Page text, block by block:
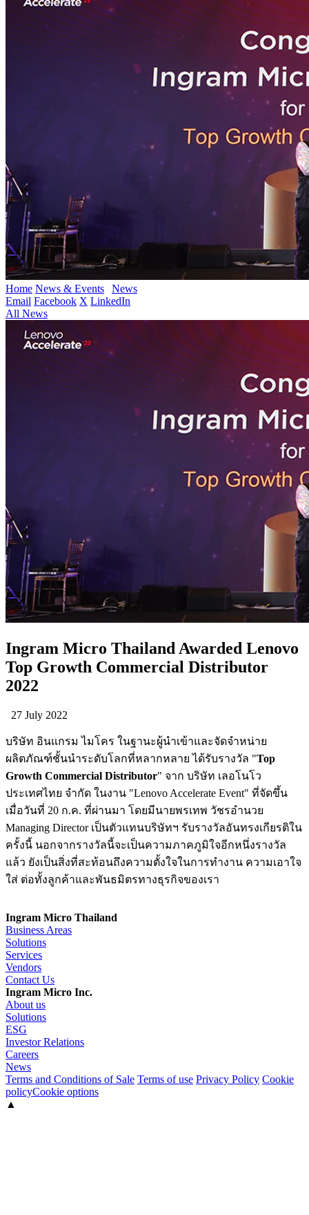
Home News & Events
News
Email Facebook X LinkedIn
All News
Ingram Micro Thailand Awarded Lenovo
Top Growth Commercial Distributor
2022
27 July 2022
บริษัท อินแกรม ไมโคร ในฐานะผู้นำเข้าและจัดจำหน่าย
ผลิตภัณฑ์ชั้นนำระดับโลกที่หลากหลาย ได้รับรางวัล "Top
Growth Commercial Distributor" จาก บริษัท เลอโนโว
ประเทศไทย จำกัด ในงาน "Lenovo Accelerate Event" ที่จัดขึ้น
เมื่อวันที่ 20 ก.ค. ที่ผ่านมา โดยมีนายพรเทพ วัชรอำนวย
Managing Director เป็นตัวแทนบริษัทฯ รับรางวัลอันทรงเกียรติใน
ครั้งนี้ นอกจากรางวัลนี้จะเป็นความภาคภูมิใจอีกหนึ่งรางวัล
แล้ว ยังเป็นสิ่งที่สะท้อนถึงความตั้งใจในการทำงาน ความเอาใจ
ใส่ ต่อทั้งลูกค้าและพันธมิตรทางธุรกิจของเรา
Ingram Micro Thailand
Business Areas
Solutions
Services
Vendors
Contact Us
Ingram Micro Inc.
About us
Solutions
ESG
Investor Relations
Careers
News
Terms and Conditions of Sale Terms of use Privacy Policy Cookie
policyCookie options
▲